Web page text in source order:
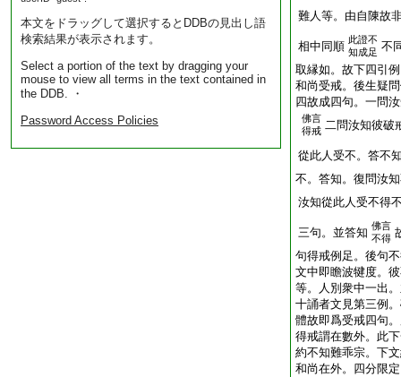
本文をドラッグして選択するとDDBの見出し語
検索結果が表示されます。
Select a portion of the text by dragging your
mouse to view all terms in the text contained in
the DDB. ・
Password Access Policies
難人等。由自陳故
相中同順 此證不
知成足 不
取縁如。故下四引
和尚受戒。後生疑
四故成四句。一問
佛言
得戒 二問汝知彼破
從此人受不。答不
不。答知。復問汝
汝知從此人受不得
三句。並答知 佛言
不得
句得戒例足。後句
文中即瞻波犍度。
等。人別衆中一出
十誦者文見第三例
體故即爲受戒四句
得戒謂在數外。此
約不知難乖宗。下
和尚在外。四分限